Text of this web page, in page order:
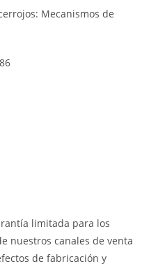
Mecanismos de
limitada para los
nuestros canales de venta
de fabricación y